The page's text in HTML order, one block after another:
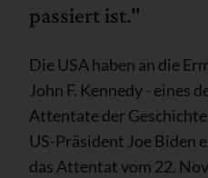
passiert ist."
Die USA haben an die
John F. Kennedy - eines
Attentate der
US-Präsident Joe Biden
das Attentat vom 22.